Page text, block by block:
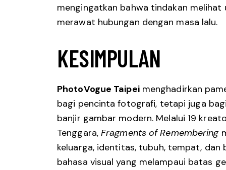
mengingatkan bahwa tindakan
merawat hubungan dengan masa lalu.
KESIMPULAN
PhotoVogue Taipeimenghadirkan
bagi pencinta fotografi, tetapi juga
banjir gambar modern. Melalui 19
Tenggara, Fragments of Remembering
keluarga, identitas, tubuh, tempat, dan
bahasa visual yang melampaui batas